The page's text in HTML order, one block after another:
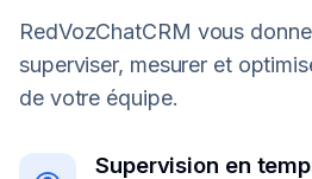
RedVozChatCRM vous
superviser, mesurer et
de votre équipe.
Supervision en